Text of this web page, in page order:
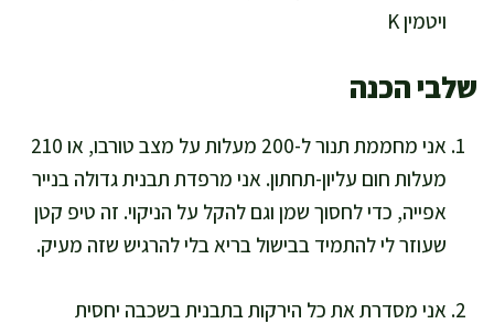
ויטמין K
שלבי הכנה
אני מחממת תנור ל-200 מעלות על מצב טורבו, או 210
מעלות חום עליון-תחתון. אני מרפדת תבנית גדולה בנייר
אפייה, כדי לחסוך שמן וגם להקל על הניקוי. זה טיפ קטן
שעוזר לי להתמיד בבישול בריא בלי להרגיש שזה מעיק.
אני מסדרת את כל הירקות בתבנית בשכבה יחסית